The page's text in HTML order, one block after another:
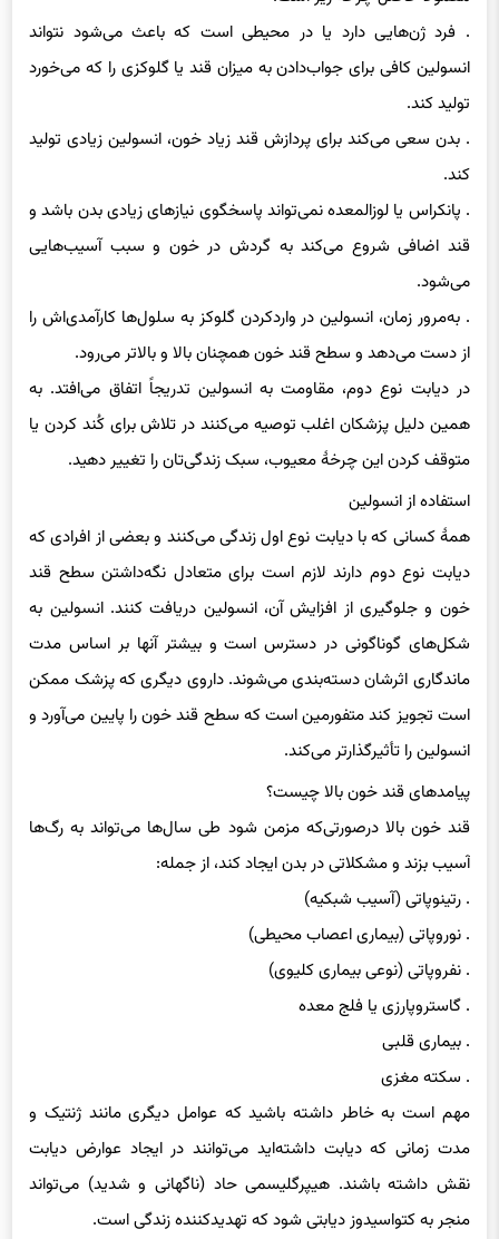
. فرد ژن‌هایی دارد یا در محیطی است که باعث می‌شود نتواند
انسولین کافی برای جواب‌دادن به میزان قند یا گلوکزی را که می‌خورد
تولید کند.
. بدن سعی می‌کند برای پردازش قند زیاد خون، انسولین زیادی تولید
کند.
. پانکراس یا لوزالمعده نمی‌تواند پاسخگوی نیازهای زیادی بدن باشد و
قند اضافی شروع می‌کند به گردش در خون و سبب آسیب‌هایی
می‌شود.
. به‌مرور زمان، انسولین در واردکردن گلوکز به سلول‌ها کارآمدی‌اش را
از دست می‌دهد و سطح قند خون همچنان بالا و بالاتر می‌رود.
در دیابت نوع دوم، مقاومت به انسولین تدریجاً اتفاق می‌افتد. به
همین دلیل پزشکان اغلب توصیه می‌کنند در تلاش برای کُند کردن یا
متوقف کردن این چرخهٔ معیوب، سبک زندگی‌تان را تغییر دهید.
استفاده از انسولین
همهٔ کسانی که با دیابت نوع اول زندگی می‌کنند و بعضی از افرادی که
دیابت نوع دوم دارند لازم است برای متعادل نگه‌داشتن سطح قند
خون و جلوگیری از افزایش آن، انسولین دریافت کنند. انسولین به
شکل‌های گوناگونی در دسترس است و بیشتر آنها بر اساس مدت
ماندگاری اثرشان دسته‌بندی می‌شوند. داروی دیگری که پزشک ممکن
است تجویز کند متفورمین است که سطح قند خون را پایین می‌آورد و
انسولین را تأثیرگذارتر می‌کند.
پیامدهای قند خون بالا چیست؟
قند خون بالا درصورتی‌که مزمن شود طی سال‌ها می‌تواند به رگ‌ها
آسیب بزند و مشکلاتی در بدن ایجاد کند، از جمله:
. رتینوپاتی (آسیب شبکیه)
. نوروپاتی (بیماری اعصاب محیطی)
. نفروپاتی (نوعی بیماری کلیوی)
. گاستروپارزی یا فلج معده
. بیماری قلبی
. سکته مغزی
مهم است به خاطر داشته باشید که عوامل دیگری مانند ژنتیک و
مدت زمانی که دیابت داشته‌اید می‌توانند در ایجاد عوارض دیابت
نقش داشته باشند. هیپرگلیسمی حاد (ناگهانی و شدید) می‌تواند
منجر به کتواسیدوز دیابتی شود که تهدیدکننده زندگی است.